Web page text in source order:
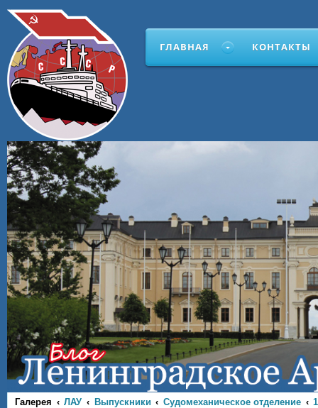
ГЛАВНАЯ КОНТАКТЫ
Галерея ЛАУ Выпускники Судомеханическое отделение